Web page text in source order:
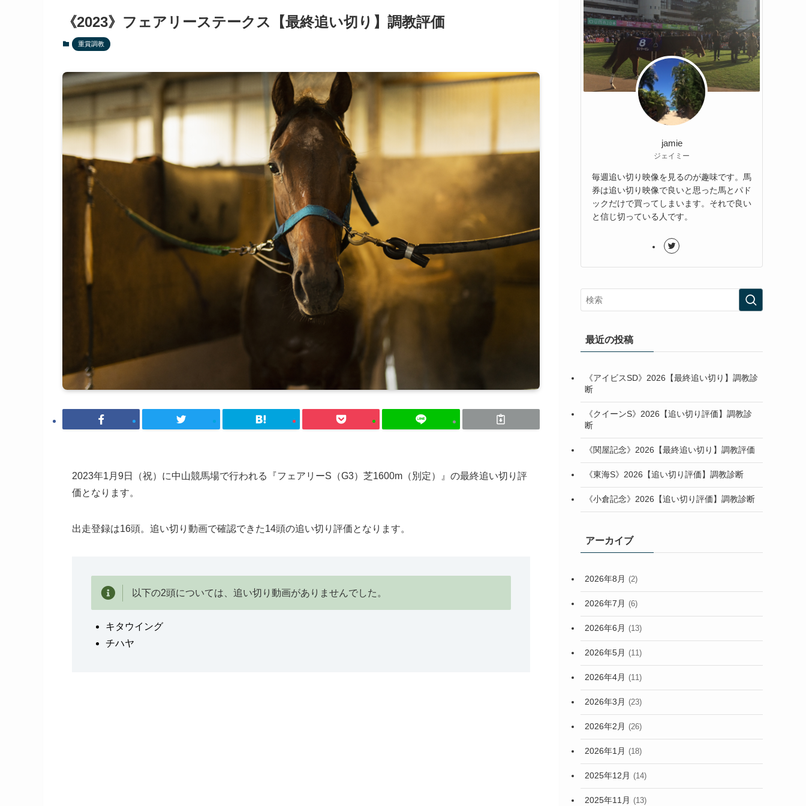
《2023》フェアリーステークス【最終追い切り】調教評価
重賞調教
2023年1月9日（祝）に中山競馬場で行われる『フェアリーS（G3）芝1600m（別定）』の最終追い切り評
価となります。
出走登録は16頭。追い切り動画で確認できた14頭の追い切り評価となります。
以下の2頭については、追い切り動画がありませんでした。
キタウイング
チハヤ
jamie
ジェイミー
毎週追い切り映像を見るのが趣味です。馬
券は追い切り映像で良いと思った馬とパド
ックだけで買ってしまいます。それで良い
と信じ切っている人です。
最近の投稿
《アイビスSD》2026【最終追い切り】調教診
断
《クイーンS》2026【追い切り評価】調教診
断
《関屋記念》2026【最終追い切り】調教評価
《東海S》2026【追い切り評価】調教診断
《小倉記念》2026【追い切り評価】調教診断
アーカイブ
2026年8月 (2)
2026年7月 (6)
2026年6月 (13)
2026年5月 (11)
2026年4月 (11)
2026年3月 (23)
2026年2月 (26)
2026年1月 (18)
2025年12月 (14)
2025年11月 (13)